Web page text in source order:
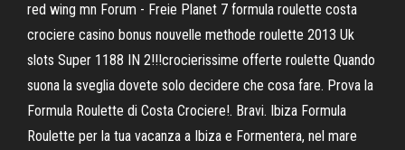
red wing mn Forum - Freie Planet 7 formula roulette costa
crociere casino bonus nouvelle methode roulette 2013 Uk
slots Super 1188 IN 2!!!crocierissime offerte roulette Quando
suona la sveglia dovete solo decidere che cosa fare. Prova la
Formula Roulette di Costa Crociere!. Bravi. Ibiza Formula
Roulette per la tua vacanza a Ibiza e Formentera, nel mare